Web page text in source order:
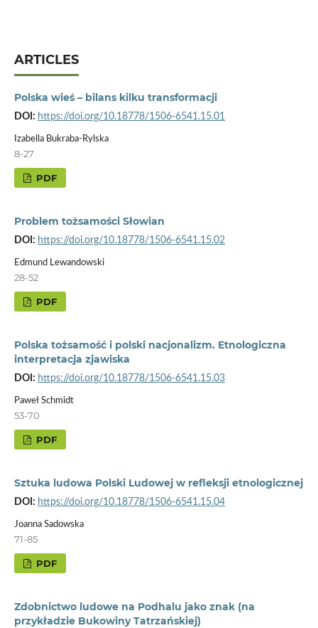
ARTICLES
Polska wieś – bilans kilku transformacji
DOI: https://doi.org/10.18778/1506-6541.15.01
Izabella Bukraba-Rylska
8-27
PDF
Problem tożsamości Słowian
DOI: https://doi.org/10.18778/1506-6541.15.02
Edmund Lewandowski
28-52
PDF
Polska tożsamość i polski nacjonalizm. Etnologiczna
interpretacja zjawiska
DOI: https://doi.org/10.18778/1506-6541.15.03
Paweł Schmidt
53-70
PDF
Sztuka ludowa Polski Ludowej w refleksji etnologicznej
DOI: https://doi.org/10.18778/1506-6541.15.04
Joanna Sadowska
71-85
PDF
Zdobnictwo ludowe na Podhalu jako znak (na
przykładzie Bukowiny Tatrzańskiej)